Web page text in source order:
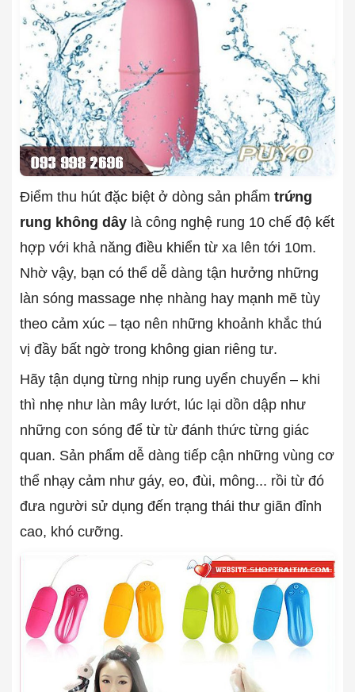
Điểm thu hút đặc biệt ở dòng sản phẩm trứng
rung không dây là công nghệ rung 10 chế độ kết
hợp với khả năng điều khiển từ xa lên tới 10m.
Nhờ vậy, bạn có thể dễ dàng tận hưởng những
làn sóng massage nhẹ nhàng hay mạnh mẽ tùy
theo cảm xúc – tạo nên những khoảnh khắc thú
vị đầy bất ngờ trong không gian riêng tư.
Hãy tận dụng từng nhịp rung uyển chuyển – khi
thì nhẹ như làn mây lướt, lúc lại dồn dập như
những con sóng để từ từ đánh thức từng giác
quan. Sản phẩm dễ dàng tiếp cận những vùng cơ
thể nhạy cảm như gáy, eo, đùi, mông... rồi từ đó
đưa người sử dụng đến trạng thái thư giãn đỉnh
cao, khó cưỡng.